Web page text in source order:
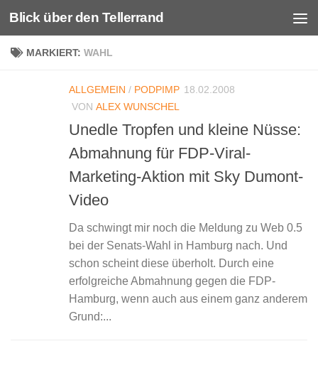
Unter dem Inhalt
Blick über den Tellerrand
MARKIERT: WAHL
ALLGEMEIN / PODPIMP 18.02.2008
VON ALEX WUNSCHEL
Unedle Tropfen und kleine Nüsse:
Abmahnung für FDP-Viral-
Marketing-Aktion mit Sky Dumont-
Video
Da schwingt mir noch die Meldung zu Web 0.5
bei der Senats-Wahl in Hamburg nach. Und
schon scheint diese überholt. Durch eine
erfolgreiche Abmahnung gegen die FDP-
Hamburg, wenn auch aus einem ganz anderem
Grund:...